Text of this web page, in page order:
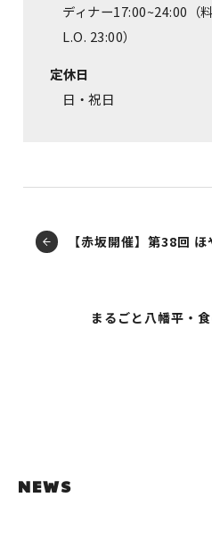
ディナー17:00~24:00（
L.O. 23:00）
定休日
日・祝日
【赤坂開催】第38回
まるごと八幡平・
NEWS